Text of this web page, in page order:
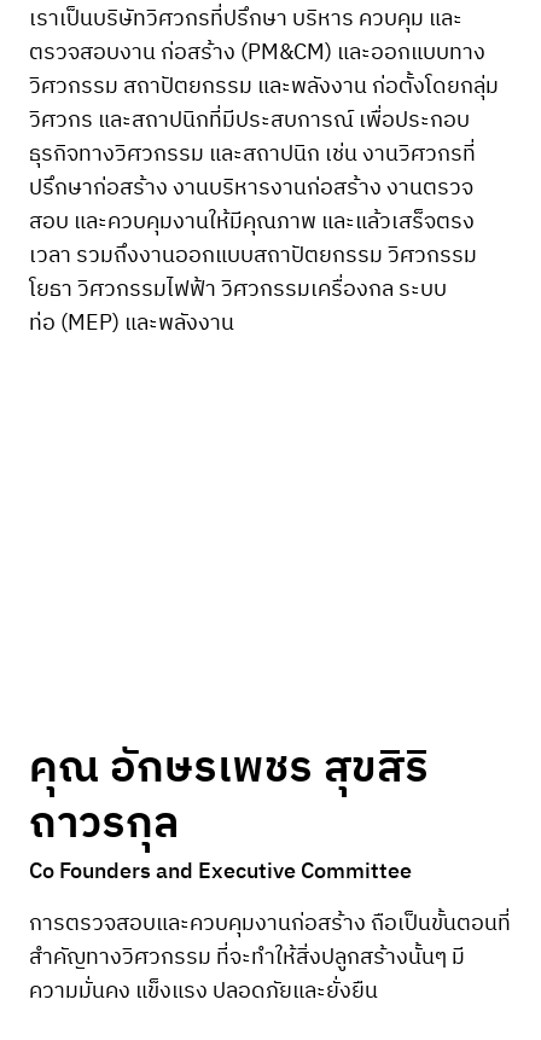
เราเป็นบริษัทวิศวกรที่ปรึกษา บริหาร ควบคุม และ
ตรวจสอบงาน ก่อสร้าง (PM&CM) และออกแบบทาง
วิศวกรรม สถาปัตยกรรม และพลังงาน ก่อตั้งโดยกลุ่ม
วิศวกร และสถาปนิกที่มีประสบการณ์ เพื่อประกอบ
ธุรกิจทางวิศวกรรม และสถาปนิก เช่น งานวิศวกรที่
ปรึกษาก่อสร้าง งานบริหารงานก่อสร้าง งานตรวจ
สอบ และควบคุมงานให้มีคุณภาพ และแล้วเสร็จตรง
เวลา รวมถึงงานออกแบบสถาปัตยกรรม วิศวกรรม
โยธา วิศวกรรมไฟฟ้า วิศวกรรมเครื่องกล ระบบ
ท่อ (MEP) และพลังงาน
คุณ อักษรเพชร สุขสิริ
ถาวรกุล
Co Founders and Executive Committee
การตรวจสอบและควบคุมงานก่อสร้าง ถือเป็นขั้นตอนที่
สำคัญทางวิศวกรรม ที่จะทำให้สิ่งปลูกสร้างนั้นๆ มี
ความมั่นคง แข็งแรง ปลอดภัยและยั่งยืน